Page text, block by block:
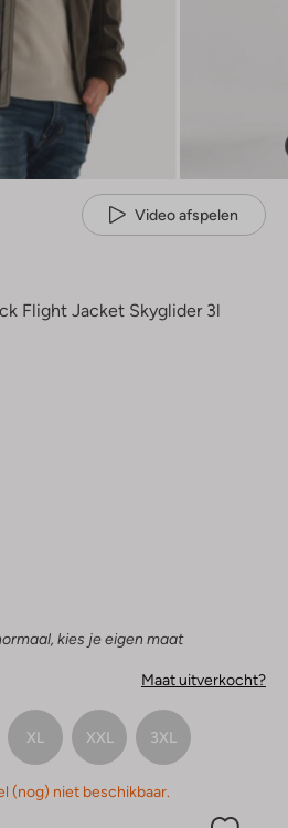
Video afspelen
Flight Jacket Skyglider 3l
kies je eigen maat
Maat uitverkocht?
XL XXL 3XL
(nog) niet beschikbaar.